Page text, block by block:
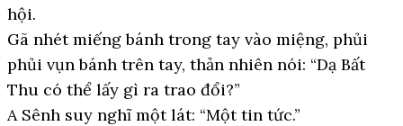
hội.
Gã nhét miếng bánh trong tay vào miệng, phủi
phủi vụn bánh trên tay, thản nhiên nói: “Dạ Bất
Thu có thể lấy gì ra trao đổi?”
A Sênh suy nghĩ một lát: “Một tin tức.”